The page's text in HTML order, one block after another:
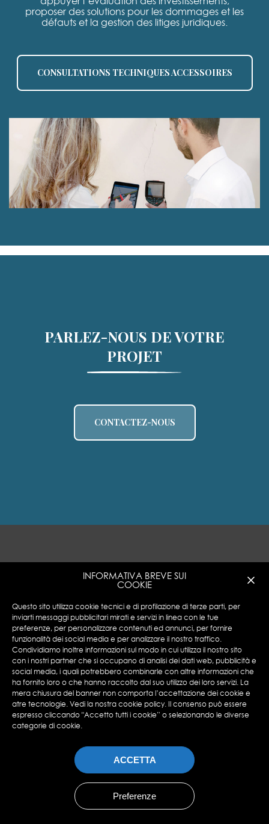
INFORMATIVA BREVE SUI
COOKIE
Questo sito utilizza cookie tecnici e di profilazione di terze parti, per
inviarti messaggi pubblicitari mirati e servizi in linea con le tue
preferenze, per personalizzare contenuti ed annunci, per fornire
funzionalità dei social media e per analizzare il nostro traffico.
Condividiamo inoltre informazioni sul modo in cui utilizza il nostro sito
con i nostri partner che si occupano di analisi dei dati web, pubblicità e
social media, i quali potrebbero combinarle con altre informazioni che
ha fornito loro o che hanno raccolto dal suo utilizzo dei loro servizi. La
mera chiusura del banner non comporta l’accettazione dei cookie e
atre tecnologie. Vedi la nostra cookie policy. Il consenso può essere
espresso cliccando "Accetto tutti i cookie” o selezionando le diverse
categorie di cookie.
ACCETTA
Preferenze
proposer des solutions pour les dommages et les
défauts et la gestion des litiges juridiques.
CONSULTATIONS TECHNIQUES ACCESSOIRES
PARLEZ-NOUS DE VOTRE
PROJET
CONTACTEZ-NOUS
Encotech © Copyright 2023 ENCOTECH SA. All
Rights Reserved.
N°IVA: CHE 115.049.369-IVA
Privacy Policy|Cookies Policy